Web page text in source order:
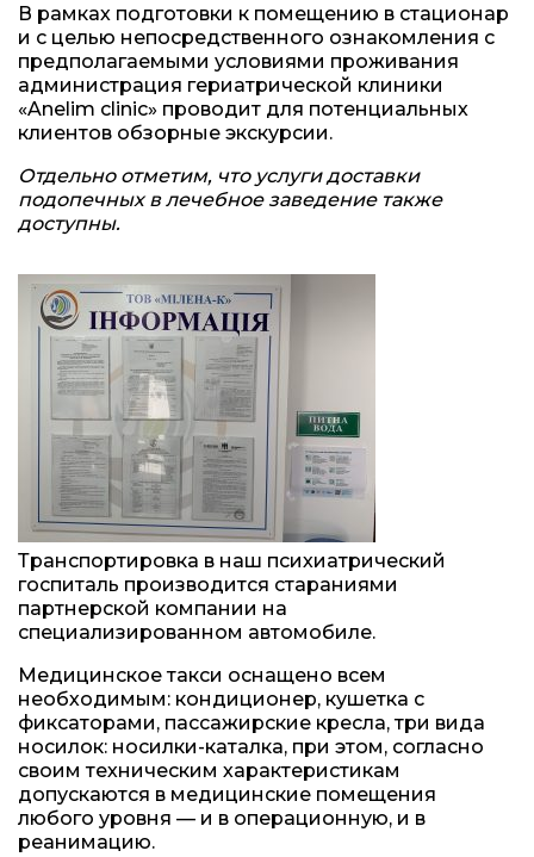
В рамках подготовки к помещению в стационар
и с целью непосредственного ознакомления с
предполагаемыми условиями проживания
администрация гериатрической клиники
«Anelim clinic» проводит для потенциальных
клиентов обзорные экскурсии.
Отдельно отметим, что услуги доставки
подопечных в лечебное заведение также
доступны.
Транспортировка в наш психиатрический
госпиталь производится стараниями
партнерской компании на
специализированном автомобиле.
Медицинское такси оснащено всем
необходимым: кондиционер, кушетка с
фиксаторами, пассажирские кресла, три вида
носилок: носилки-каталка, при этом, согласно
своим техническим характеристикам
допускаются в медицинские помещения
любого уровня — и в операционную, и в
реанимацию.